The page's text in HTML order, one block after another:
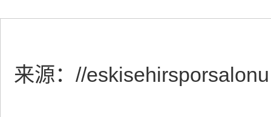
来源： //